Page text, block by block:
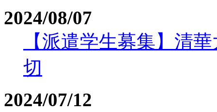
2024/08/07
【派遣学生募集】清
切
2024/07/12